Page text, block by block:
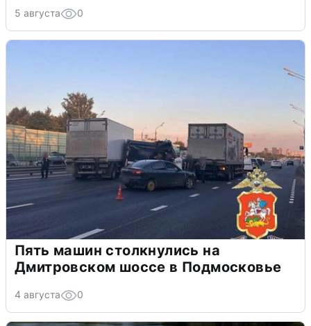
5 августа 0
Пять машин столкнулись на
Дмитровском шоссе в Подмосковье
4 августа 0